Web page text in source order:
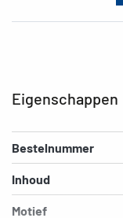
Eigenschappen
Bestelnummer
Inhoud
Motief